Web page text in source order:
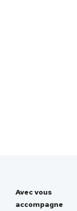
Avec vous
accompagne